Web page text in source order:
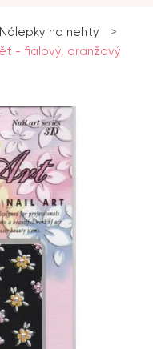
Nálepky na nehty
>
- fialový, oranžový